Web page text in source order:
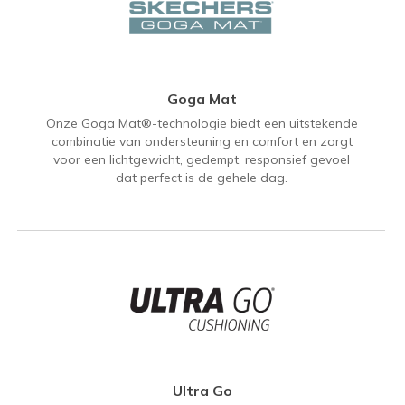
Goga Mat
Onze Goga Mat®-technologie biedt een uitstekende
combinatie van ondersteuning en comfort en zorgt
voor een lichtgewicht, gedempt, responsief gevoel
dat perfect is de gehele dag.
Ultra Go